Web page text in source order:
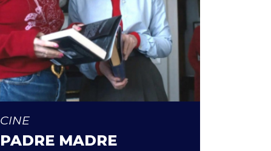
CINE
PADRE MADRE